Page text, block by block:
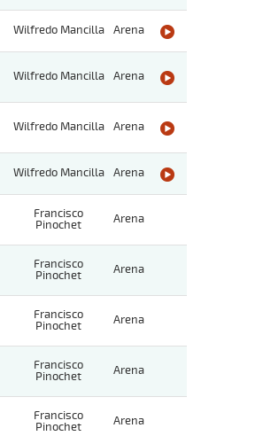
Wilfredo Mancilla Arena
Wilfredo Mancilla Arena
Wilfredo Mancilla Arena
Wilfredo Mancilla Arena
Francisco
Pinochet
Arena
Francisco
Pinochet
Arena
Francisco
Pinochet
Arena
Francisco
Pinochet
Arena
Francisco
Pinochet
Arena